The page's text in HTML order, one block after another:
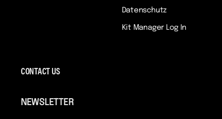
Datenschutz
Kit Manager Log In
CONTACT US
NEWSLETTER